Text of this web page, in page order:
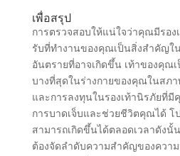
เพื่อสรุป
การตรวจสอบให้แน่ใจว่าคุณมีรอง
รับที่ทํางานของคุณเป็นสิ่งสําคัญใน
อันตรายที่อาจเกิดขึ้น เท้าของคุณ
บางที่สุดในร่างกายของคุณในสภ
และการลงทุนในรองเท้านิรภัยที่
การบาดเจ็บและช่วยชีวิตคุณได้ โ
สามารถเกิดขึ้นได้ตลอดเวลาดังนั้
ต้องจัดลําดับความสําคัญของควา